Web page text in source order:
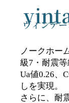
ヴィンテ
ノークホー
級7・耐震等
Ua値0.26、
しを実現。
さらに、耐